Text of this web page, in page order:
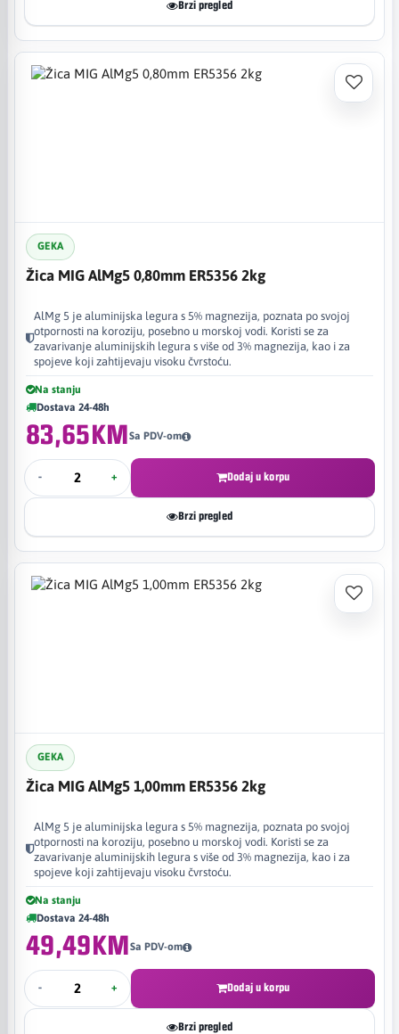
Brzi pregled
GEKA
Žica MIG AlMg5 0,80mm ER5356 2kg
AlMg 5 je aluminijska legura s 5% magnezija, poznata po svojoj
otpornosti na koroziju, posebno u morskoj vodi. Koristi se za
zavarivanje aluminijskih legura s više od 3% magnezija, kao i za
spojeve koji zahtijevaju visoku čvrstoću.
Na stanju
Dostava 24-48h
83,65KMSa PDV-om
- + Dodaj u korpu
Brzi pregled
GEKA
Žica MIG AlMg5 1,00mm ER5356 2kg
AlMg 5 je aluminijska legura s 5% magnezija, poznata po svojoj
otpornosti na koroziju, posebno u morskoj vodi. Koristi se za
zavarivanje aluminijskih legura s više od 3% magnezija, kao i za
spojeve koji zahtijevaju visoku čvrstoću.
Na stanju
Dostava 24-48h
49,49KMSa PDV-om
- + Dodaj u korpu
Brzi pregled